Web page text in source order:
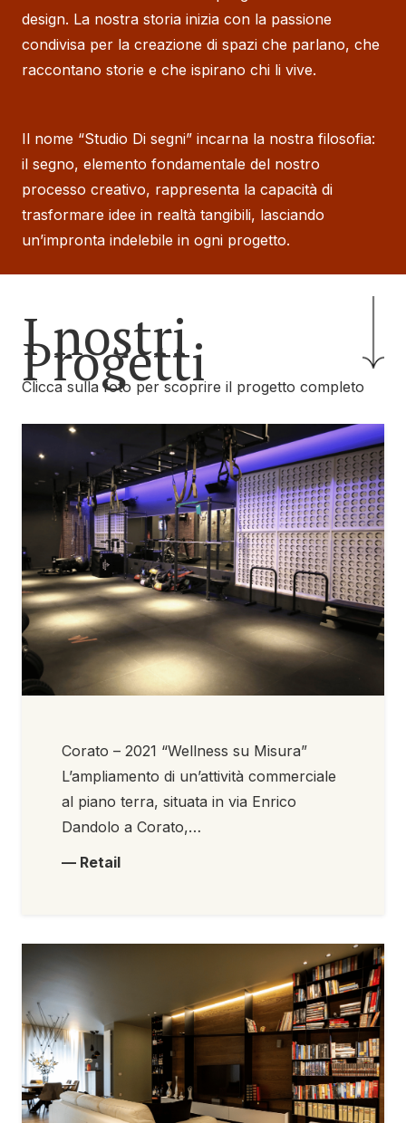
design. La nostra storia inizia con la passione
condivisa per la creazione di spazi che parlano, che
raccontano storie e che ispirano chi li vive.
Il nome “Studio Di segni” incarna la nostra filosofia:
il segno, elemento fondamentale del nostro
processo creativo, rappresenta la capacità di
trasformare idee in realtà tangibili, lasciando
un’impronta indelebile in ogni progetto.
I nostri
Progetti
Clicca sulla foto per scoprire il progetto completo
Corato – 2021 “Wellness su Misura”
L’ampliamento di un’attività commerciale
al piano terra, situata in via Enrico
Dandolo a Corato,…
— Retail